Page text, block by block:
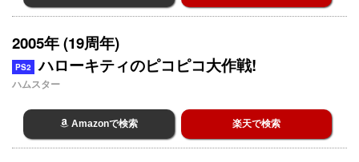
2005年 (19周年)
PS2 ハローキティのピコピコ大作戦!
ハムスター
Amazonで検索 楽天で検索